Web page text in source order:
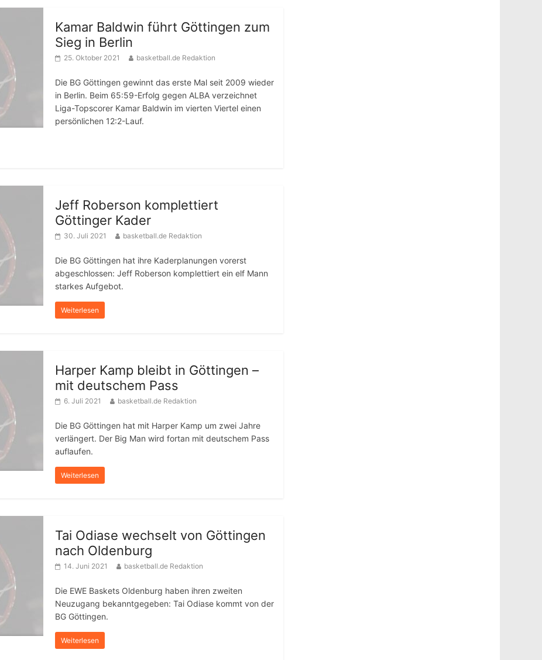
Kamar Baldwin führt Göttingen zum
Sieg in Berlin
25. Oktober 2021 basketball.de Redaktion
Die BG Göttingen gewinnt das erste Mal seit 2009 wieder
in Berlin. Beim 65:59-Erfolg gegen ALBA verzeichnet
Liga-Topscorer Kamar Baldwin im vierten Viertel einen
persönlichen 12:2-Lauf.
Jeff Roberson komplettiert
Göttinger Kader
30. Juli 2021 basketball.de Redaktion
Die BG Göttingen hat ihre Kaderplanungen vorerst
abgeschlossen: Jeff Roberson komplettiert ein elf Mann
starkes Aufgebot.
Weiterlesen
Harper Kamp bleibt in Göttingen –
mit deutschem Pass
6. Juli 2021 basketball.de Redaktion
Die BG Göttingen hat mit Harper Kamp um zwei Jahre
verlängert. Der Big Man wird fortan mit deutschem Pass
auflaufen.
Weiterlesen
Tai Odiase wechselt von Göttingen
nach Oldenburg
14. Juni 2021 basketball.de Redaktion
Die EWE Baskets Oldenburg haben ihren zweiten
Neuzugang bekanntgegeben: Tai Odiase kommt von der
BG Göttingen.
Weiterlesen